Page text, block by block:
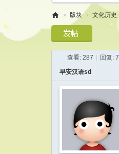
林
» 版块 › 文化历史
查看: 287 回复: 7
早安汉语sd